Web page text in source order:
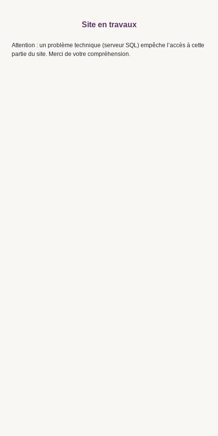
Site en travaux
Attention : un problème technique (serveur SQL) empêche l’accès à cette
partie du site. Merci de votre compréhension.